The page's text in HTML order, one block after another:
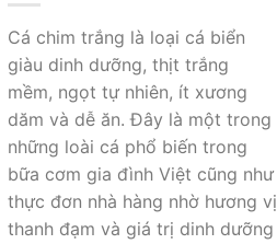
Cá chim trắng là loại cá biển
giàu dinh dưỡng, thịt trắng
mềm, ngọt tự nhiên, ít xương
dăm và dễ ăn. Đây là một trong
những loài cá phổ biến trong
bữa cơm gia đình Việt cũng như
thực đơn nhà hàng nhờ hương vị
thanh đạm và giá trị dinh dưỡng